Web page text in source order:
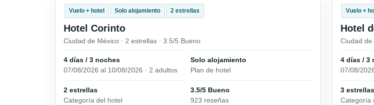
Vuelo + hotel Solo alojamiento 2 estrellas
Hotel Corinto
Ciudad de México · 2 estrellas · 3.5/5 Bueno
4 días / 3 noches
07/08/2026 al 10/08/2026 · 2 adultos
Solo alojamiento
Plan de hotel
2 estrellas
Categoría del hotel
3.5/5 Bueno
923 reseñas
Vuelo +
Hotel
Ciudad de
4 días / 3
07/08/
3 estrellas
Categoría